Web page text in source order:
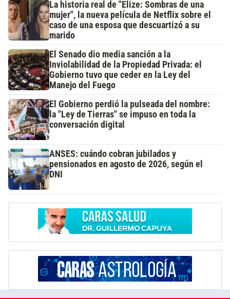
La historia real de "Elize: Sombras de una
mujer", la nueva película de Netflix sobre el
caso de una esposa que descuartizó a su
marido
El Senado dio media sanción a la
Inviolabilidad de la Propiedad Privada: el
Gobierno tuvo que ceder en la Ley del
Manejo del Fuego
El Gobierno perdió la pulseada del nombre:
la "Ley de Tierras" se impuso en toda la
conversación digital
ANSES: cuándo cobran jubilados y
pensionados en agosto de 2026, según el
DNI